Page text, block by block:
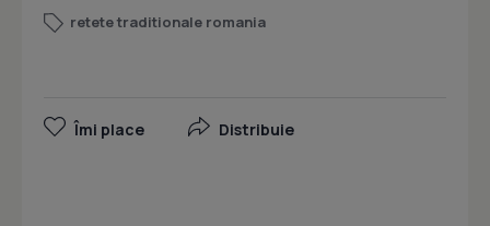
retete traditionale romania
Îmi place Distribuie